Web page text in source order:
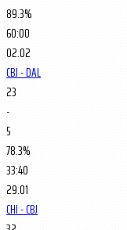
89.3%
60:00
02.02
CBJ - DAL
23
-
5
78.3%
33:40
29.01
CHI - CBJ